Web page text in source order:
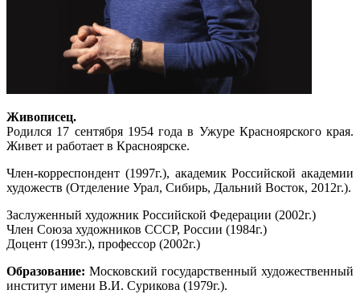
Живописец.
Родился 17 сентября 1954 года в Ужуре Красноярского края.
Живет и работает в Красноярске.
Член-корреспондент (1997г.), академик Российской академии
художеств (Отделение Урал, Сибирь, Дальний Восток, 2012г.).
Заслуженный художник Российской Федерации (2002г.)
Член Союза художников СССР, России (1984г.)
Доцент (1993г.), профессор (2002г.)
Образование: Московский государственный художественный
институт имени В.И. Сурикова (1979г.).